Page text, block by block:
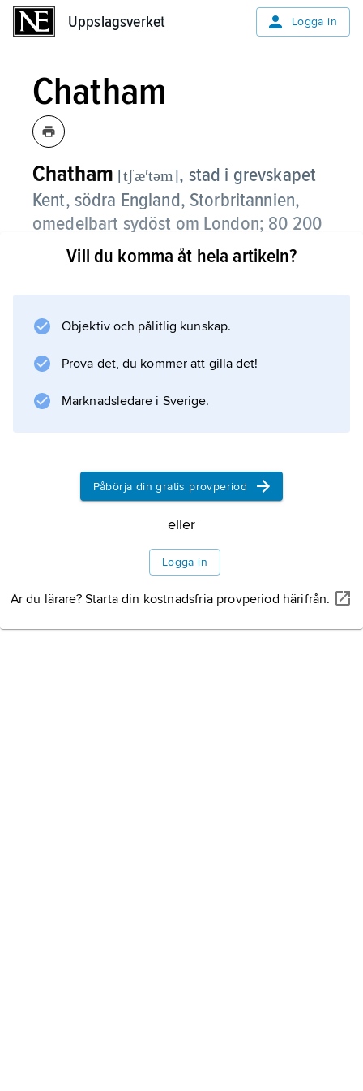
Uppslagsverket Logga in
Chatham
Chatham [tʃæʹtəm], stad i grevskapet
Kent, södra England, Storbritannien,
omedelbart sydöst om London; 80 200
invånare (2021).
Vill du komma åt hela artikeln?
Objektiv och pålitlig kunskap.
Prova det, du kommer att gilla det!
Marknadsledare i Sverige.
Påbörja din gratis provperiod
eller
Logga in
Är du lärare? Starta din kostnadsfria provperiod härifrån.